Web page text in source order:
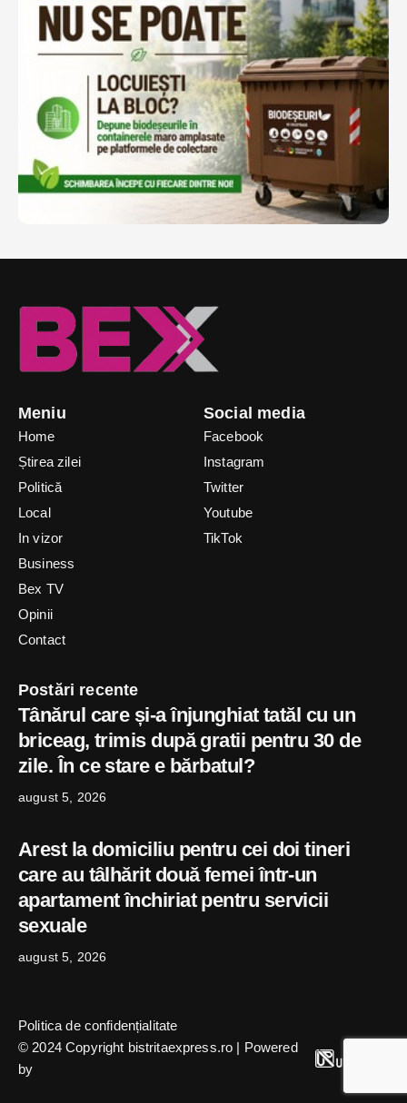
Meniu
Home
Știrea zilei
Politică
Local
In vizor
Business
Bex TV
Opinii
Contact
Social media
Facebook
Instagram
Twitter
Youtube
TikTok
Postări recente
Tânărul care și-a înjunghiat tatăl cu un
briceag, trimis după gratii pentru 30 de
zile. În ce stare e bărbatul?
august 5, 2026
Arest la domiciliu pentru cei doi tineri
care au tâlhărit două femei într-un
apartament închiriat pentru servicii
sexuale
august 5, 2026
© 2024 Copyright bistritaexpress.ro | Powered
by
Politica de confidențialitate